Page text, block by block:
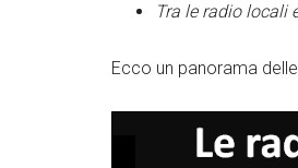
Tra le radio locali
Ecco un panorama
Twitter